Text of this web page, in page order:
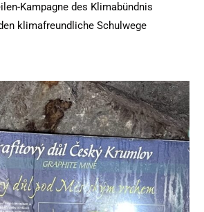
Kampagne des Klimabündnis
klimafreundliche Schulwege